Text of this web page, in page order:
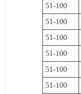
51-100
51-100
51-100
51-100
51-100
51-100